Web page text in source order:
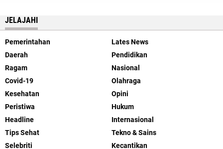
JELAJAHI
Pemerintahan
Lates News
Daerah
Pendidikan
Ragam
Nasional
Covid-19
Olahraga
Kesehatan
Opini
Peristiwa
Hukum
Headline
Internasional
Tips Sehat
Tekno & Sains
Selebriti
Kecantikan